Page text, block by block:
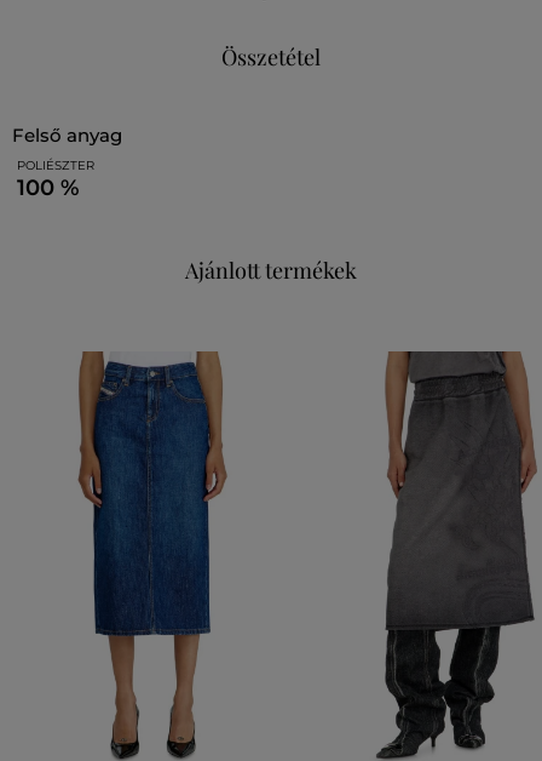
Összetétel
felső anyag
POLIÉSZTER
100 %
Ajánlott termékek